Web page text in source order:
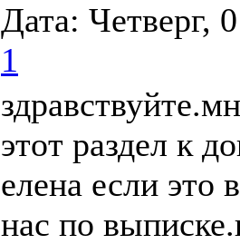
Дата: Четверг,
1
этот раздел к
елена если это
нас по